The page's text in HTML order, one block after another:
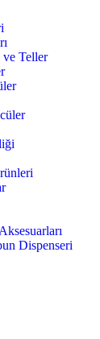
ve Teller
Dispenseri